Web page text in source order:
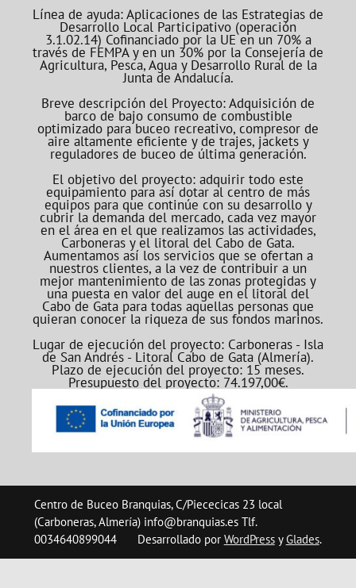
Línea de ayuda: Aplicaciones de las Estrategias de
Desarrollo Local Participativo (operación
3.1.02.14) Cofinanciado por la UE en un 70% a
través de FEMPA y en un 30% por la Consejería de
Agricultura, Pesca, Agua y Desarrollo Rural de la
Junta de Andalucía.
Breve descripción del Proyecto: Adquisición de
barco de bajo consumo de combustible
optimizado para buceo recreativo, compresor de
aire altamente eficiente y de trajes, jackets y
reguladores de buceo de última generación.
El objetivo del proyecto: adquirir todo este
equipamiento para así dotar al centro de más
equipos para que continúe con su desarrollo y
cubrir la demanda del mercado, cada vez mayor
en el área en el que realizamos las actividades,
Carboneras y el litoral del Cabo de Gata.
Aumentamos así los servicios que se ofertan a
nuestros clientes, a la vez de contribuir a un
mejor mantenimiento de las zonas protegidas y
una puesta en valor del auge en el litoral del
Cabo de Gata para todas aquellas personas que
quieran conocer la riqueza de sus fondos marinos.
Lugar de ejecución del proyecto: Carboneras - Isla
de San Andrés - Litoral Cabo de Gata (Almería).
Plazo de ejecución del proyecto: 15 meses.
Presupuesto del proyecto: 74.197,00€.
Centro de Buceo Branquias, C/Piececicas 23 local
(Carboneras, Almería) info@branquias.es Tlf.
0034640899044
Desarrollado por WordPressyGlades.